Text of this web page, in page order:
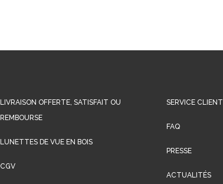
LIVRAISON OFFERTE, SATISFAIT OU
REMBOURSE
LUNETTES DE VUE EN BOIS
CGV
SERVICE CLIENT
FAQ
PRESSE
ACTUALITÉS